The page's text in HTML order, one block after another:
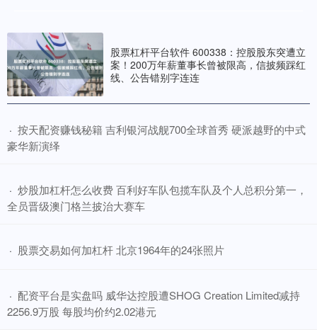
股票杠杆平台软件 600338：控股股东突遭立
案！200万年薪董事长曾被限高，信披频踩红
线、公告错别字连连
· ​按天配资赚钱秘籍 吉利银河战舰700全球首秀 硬派越野的中式
豪华新演绎
· ​炒股加杠杆怎么收费 百利好车队包揽车队及个人总积分第一，
全员晋级澳门格兰披治大赛车
· ​股票交易如何加杠杆 北京1964年的24张照片
· ​配资平台是实盘吗 威华达控股遭SHOG Creation Limited减持
2256.9万股 每股均价约2.02港元